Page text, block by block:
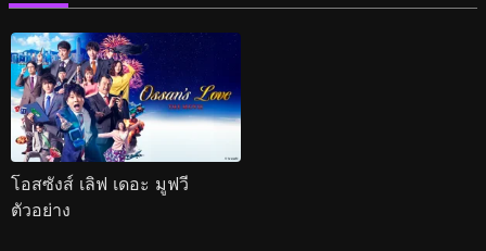
โอสซังส์ เลิฟ เดอะ มูฟวี
ตัวอย่าง